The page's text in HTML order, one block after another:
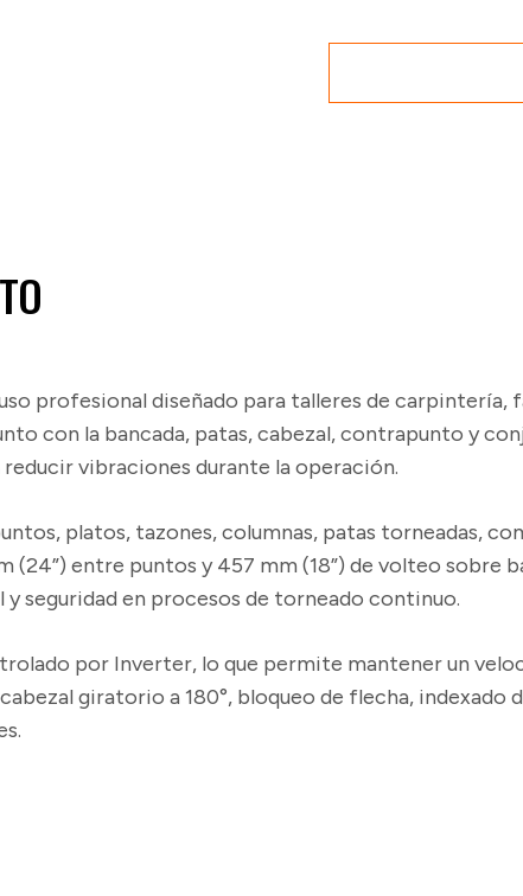
profesional diseñado para talleres de
con la bancada, patas, cabezal, contrapunto y
reducir vibraciones durante la operación.
platos, tazones, columnas, patas torneadas,
(24”) entre puntos y 457 mm (18”) de volteo sobre
seguridad en procesos de torneado continuo.
por Inverter, lo que permite mantener un
giratorio a 180°, bloqueo de flecha, indexado